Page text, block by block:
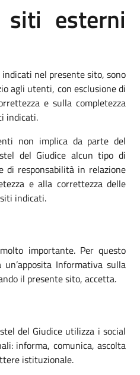
siti esterni
nel presente sito, sono
agli utenti, con esclusione di
e sulla completezza
indicati.
non implica da parte del
del Giudice alcun tipo di
di responsabilità in relazione
e alla correttezza delle
indicati.
importante. Per questo
Informativa sulla
il presente sito, accetta.
del Giudice utilizza i social
informa, comunica, ascolta
istituzionale.